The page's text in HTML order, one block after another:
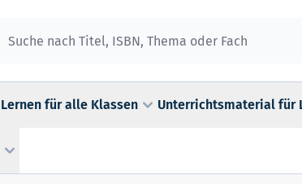
Lernen für alle Klassen Unterrichtsmaterial für